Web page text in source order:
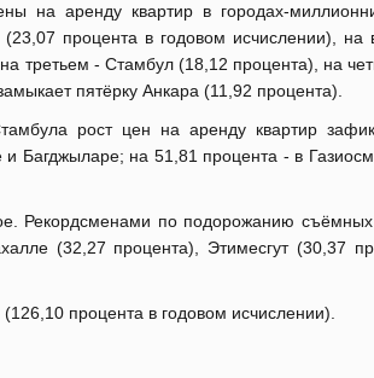
на аренду квартир в городах-
процента в годовом исчислении), на
третьем - Стамбул (18,12 процента), на
пятёрку Анкара (11,92 процента).
рост цен на аренду квартир
Багджыларе; на 51,81 процента - в
Рекордсменами по подорожанию съёмных
(32,27 процента), Этимесгут (30,37
процента в годовом исчислении).